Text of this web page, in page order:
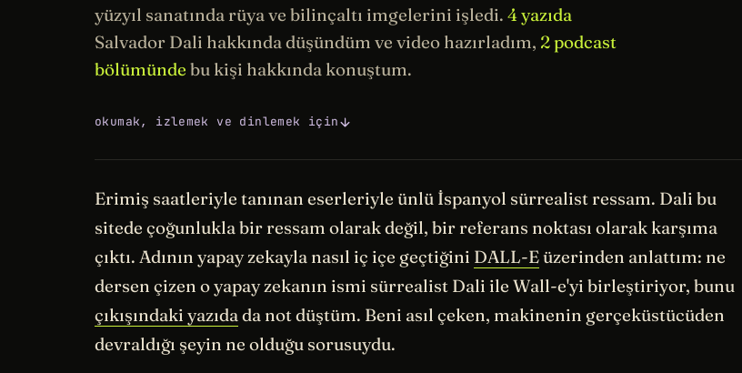
yüzyıl sanatında rüyave bilinçaltı imgelerini işledi. 4 yazıda
Salvador Dali hakkında düşündüm ve video hazırladım, 2 podcast
bölümünde bu kişi hakkında konuştum.
okumak, izlemek ve dinlemek için
Erimiş saatleriyle tanınan eserleriyle ünlü İspanyol sürrealist ressam. Dali bu
sitede çoğunlukla bir ressam olarak değil, bir referans noktası olarak karşıma
çıktı. Adının yapay zekayla nasıl iç içe geçtiğini DALL-Eüzerinden anlattım: ne
dersen çizen o yapay zekanın ismi sürrealist Dali ile Wall-e'yi birleştiriyor, bunu
çıkışındaki yazıdada not düştüm. Beni asıl çeken, makinenin gerçeküstücüden
devraldığı şeyin ne olduğu sorusuydu.